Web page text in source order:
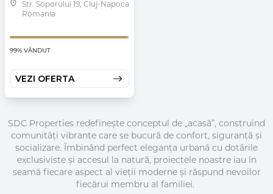
Str. Soporului 19, Cluj-Napoca
Romania
99% VÂNDUT
VEZI OFERTA
SDC Properties redefinește conceptul de „acasă”, construind
comunități vibrante care se bucură de confort, siguranță și
socializare. Îmbinând perfect eleganța urbană cu dotările
exclusiviste și accesul la natură, proiectele noastre iau în
seamă fiecare aspect al vieții moderne și răspund nevoilor
fiecărui membru al familiei.